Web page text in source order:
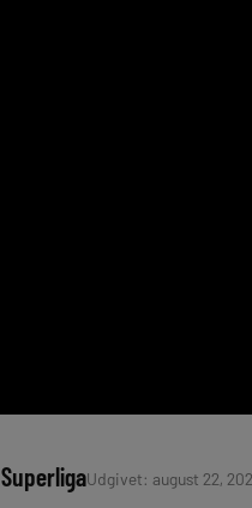
SuperligaUdgivet: august 22,